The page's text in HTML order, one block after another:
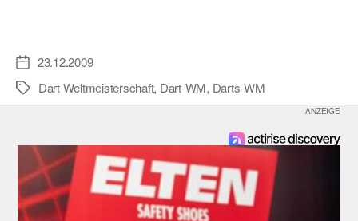
Veröffentlichungsdatum
23.12.2009
Schlagwörter
Dart Weltmeisterschaft, Dart-WM, Darts-WM